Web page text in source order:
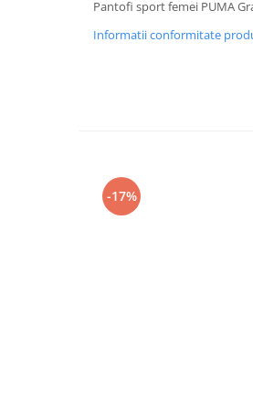
Pantofi sport femei PUMA
Informatii conformitate
-17%